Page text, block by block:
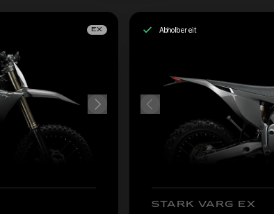
EX Abholbereit
STARK VARG EX